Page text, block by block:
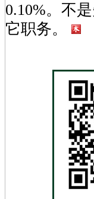
0.10%。不
它职务。